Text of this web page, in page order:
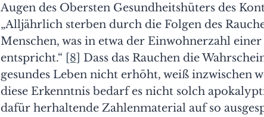
Augen des Obersten Gesundheitshüters des
„Alljährlich sterben durch die Folgen des
Menschen, was in etwa der Einwohnerzahl
entspricht.“ [8] Dass das Rauchen die
gesundes Leben nicht erhöht, weiß inzwischen
diese Erkenntnis bedarf es nicht solch
dafür herhaltende Zahlenmaterial auf so